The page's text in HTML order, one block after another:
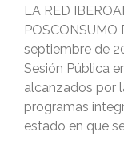
LA RED
POSCONSUMO
septiembre de
Sesión Pública
alcanzados por
programas
estado en que